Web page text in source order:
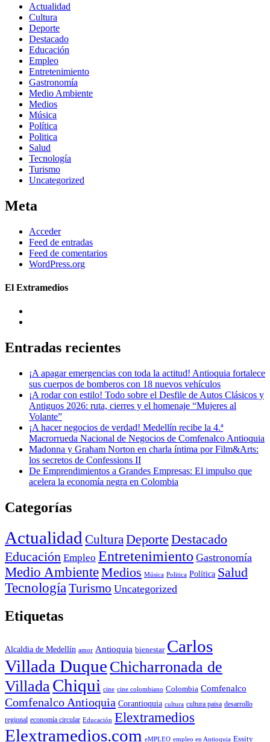
Actualidad
Cultura
Deporte
Destacado
Educación
Empleo
Entretenimiento
Gastronomía
Medio Ambiente
Medios
Música
Política
Politica
Salud
Tecnología
Turismo
Uncategorized
Meta
Acceder
Feed de entradas
Feed de comentarios
WordPress.org
El Extramedios
Entradas recientes
¡A apagar emergencias con toda la actitud! Antioquia fortalece
sus cuerpos de bomberos con 18 nuevos vehículos
¡A rodar con estilo! Todo sobre el Desfile de Autos Clásicos y
Antiguos 2026: ruta, cierres y el homenaje “Mujeres al
Volante”
¡A hacer negocios de verdad! Medellín recibe la 4.ª
Macrorrueda Nacional de Negocios de Comfenalco Antioquia
Madonna y Graham Norton en charla íntima por Film&Arts:
los secretos de Confessions II
De Emprendimientos a Grandes Empresas: El impulso que
acelera la economía negra en Colombia
Categorías
Actualidad CulturaDeporte Destacado
Educación Empleo Entretenimiento Gastronomía
Medio AmbienteMedios Música Politica Política Salud
Tecnología Turismo Uncategorized
Etiquetas
Alcaldia de Medellín amor Antioquia bienestar Carlos
Villada Duque Chicharronada de
Villada Chiqui cine cine colombiano Colombia Comfenalco
Comfenalco Antioquia Corantioquia cultura cultura paisa desarrollo
regional economía circular Educación Elextramedios
Elextramedios.com eMPLEO empleo en Antioquia Essity